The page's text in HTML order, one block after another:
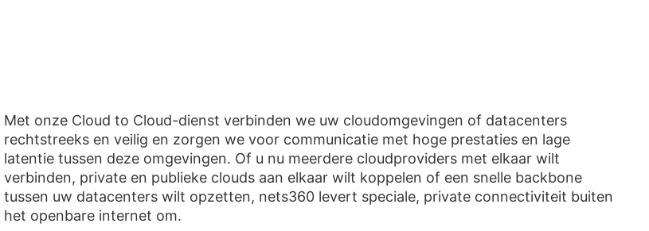
Met onze Cloud to Cloud-dienst verbinden we uw cloudomgevingen of datacenters
rechtstreeks en veilig en zorgen we voor communicatie met hoge prestaties en lage
latentie tussen deze omgevingen. Of u nu meerdere cloudproviders met elkaar wilt
verbinden, private en publieke clouds aan elkaar wilt koppelen of een snelle backbone
tussen uw datacenters wilt opzetten, nets360 levert speciale, private connectiviteit buiten
het openbare internet om.